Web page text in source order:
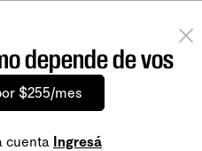
depende de vos
$255/mes
cuenta Ingresá